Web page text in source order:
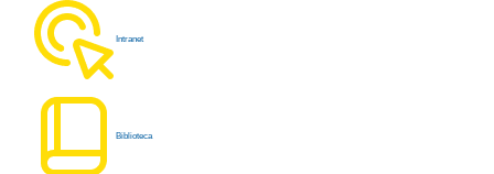
Intranet
Biblioteca